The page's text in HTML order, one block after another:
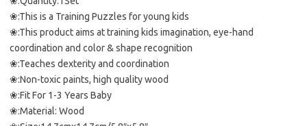
❀:This is a Training Puzzles for young kids
❀:This product aims at training kids imagination, eye-hand
coordination and color & shape recognition
❀:Teaches dexterity and coordination
❀:Non-toxic paints, high quality wood
❀:Fit For 1-3 Years Baby
❀:Material: Wood